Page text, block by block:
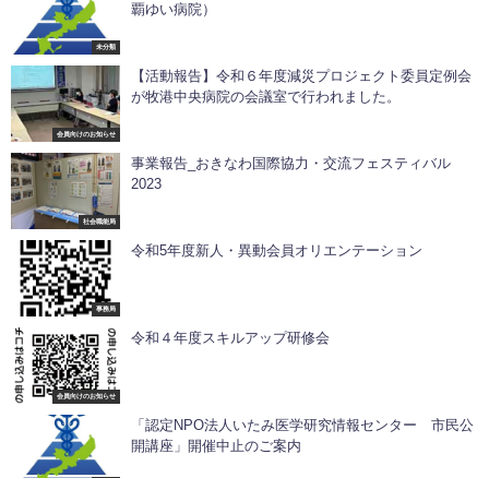
未分類
覇ゆい病院）
会員向けのお知らせ
【活動報告】令和６年度減災プロジェクト委員定例会
が牧港中央病院の会議室で行われました。
社会職能局
事業報告_おきなわ国際協力・交流フェスティバル
2023
事務局
令和5年度新人・異動会員オリエンテーション
会員向けのお知らせ
令和４年度スキルアップ研修会
「認定NPO法人いたみ医学研究情報センター 市民公
開講座」開催中止のご案内